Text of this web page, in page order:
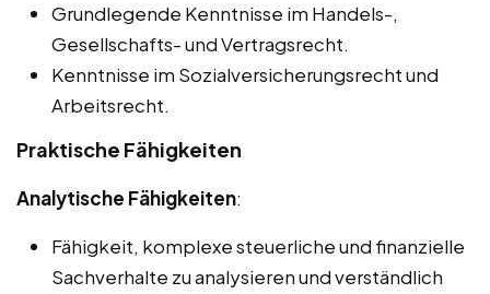
Grundlegende Kenntnisse im Handels-,
Gesellschafts- und Vertragsrecht.
Kenntnisse im Sozialversicherungsrecht und
Arbeitsrecht.
Praktische Fähigkeiten
Analytische Fähigkeiten:
Fähigkeit, komplexe steuerliche und finanzielle
Sachverhalte zu analysieren und verständlich